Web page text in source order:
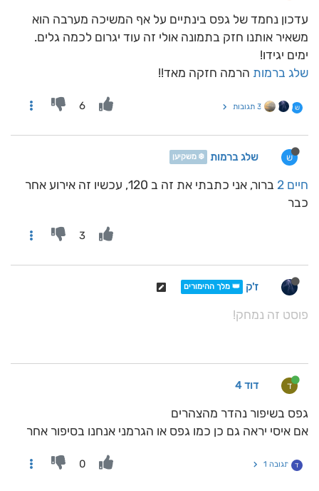
עדכון נחמד של גפס בינתיים על אף המשיכה מערבה הוא
משאיר אותנו חזק בתמונה אולי זה עוד יגרום לכמה גלים.
ימים יגידו!
שלג ברמות הרמה חזקה מאד!!
ש 3 תגובות 6
ש שלג ברמות ❄️ משקיען
חיים 2
ברור, אני כתבתי את זה ב 120, עכשיו זה אירוע אחר
כבר
3
ז'ק 👑 מלך ההימורים
פוסט זה נמחק!
ד דוד 4
גפס בשיפור נהדר מהצהרים
אם איסי יראה גם כן כמו גפס או הגרמני אנחנו בסיפור אחר
ד תגובה 1 0